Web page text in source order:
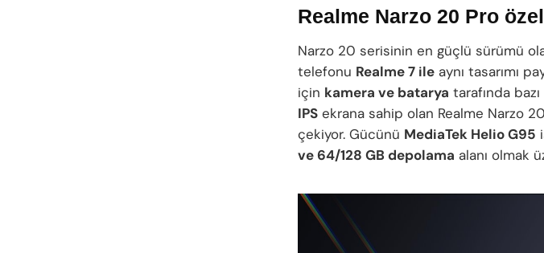
Realme Narzo 20 Pro
Narzo 20 serisinin en güçlü sürümü
telefonu Realme 7 ile aynı tasarımı
için kamera ve batarya tarafında
IPS ekrana sahip olan Realme Narzo
çekiyor. Gücünü MediaTek Helio G95
ve 64/128 GB depolama alanı olmak